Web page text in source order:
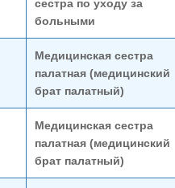
сестра по уходу за
больными
Медицинская сестра
палатная (медицинский
брат палатный)
Медицинская сестра
палатная (медицинский
брат палатный)